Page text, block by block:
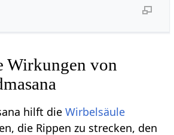
Wirkungen von
hilft dieWirbelsäule
die Rippen zu strecken, den